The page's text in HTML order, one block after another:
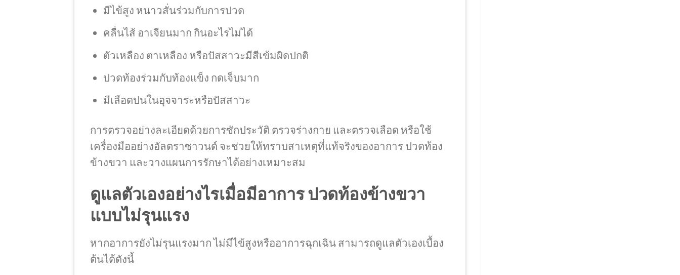
มีไข้สูง หนาวสั่นร่วมกับการปวด
คลื่นไส้ อาเจียนมาก กินอะไรไม่ได้
ตัวเหลือง ตาเหลือง หรือปัสสาวะมีสีเข้มผิดปกติ
ปวดท้องร่วมกับท้องแข็ง กดเจ็บมาก
มีเลือดปนในอุจจาระหรือปัสสาวะ
การตรวจอย่างละเอียดด้วยการซักประวัติ ตรวจร่างกาย และตรวจเลือด หรือใช้
เครื่องมืออย่างอัลตราซาวนด์ จะช่วยให้ทราบสาเหตุที่แท้จริงของอาการ ปวดท้อง
ข้างขวา และวางแผนการรักษาได้อย่างเหมาะสม
ดูแลตัวเองอย่างไรเมื่อมีอาการ ปวดท้องข้างขวา
แบบไม่รุนแรง
หากอาการยังไม่รุนแรงมาก ไม่มีไข้สูงหรืออาการฉุกเฉิน สามารถดูแลตัวเองเบื้อง
ต้นได้ดังนี้